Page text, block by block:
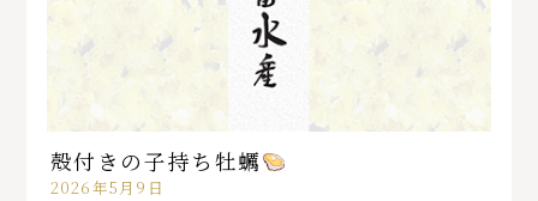
殻付きの子持ち牡蠣
2026年5月9日